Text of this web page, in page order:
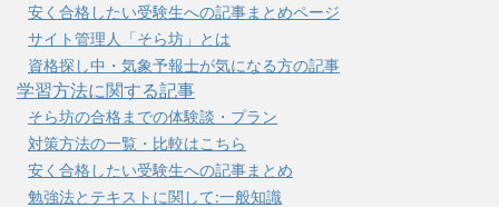
安く合格したい受験生への記事まとめページ
サイト管理人「そら坊」とは
資格探し中・気象予報士が気になる方の記事
学習方法に関する記事
そら坊の合格までの体験談・プラン
対策方法の一覧・比較はこちら
安く合格したい受験生への記事まとめ
勉強法とテキストに関して:一般知識